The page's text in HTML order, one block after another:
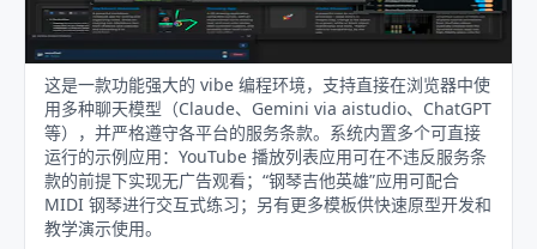
这是一款功能强大的 vibe 编程环境，支持直接在浏览器中使
用多种聊天模型（Claude、Gemini via aistudio、ChatGPT
等），并严格遵守各平台的服务条款。系统内置多个可直接
运行的示例应用：YouTube 播放列表应用可在不违反服务条
款的前提下实现无广告观看；“钢琴吉他英雄”应用可配合
MIDI 钢琴进行交互式练习；另有更多模板供快速原型开发和
教学演示使用。